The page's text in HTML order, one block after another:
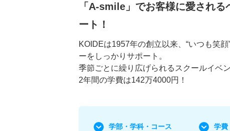
「A-smile」でお客様に愛され
ート！
KOIDEは1957年の創立以来、“いつも笑
ーをしっかりサポート。
季節ごとに繰り広げられるスクールイベン
2年間の学費は142万4000円！
学部・学科 ・コース 学費